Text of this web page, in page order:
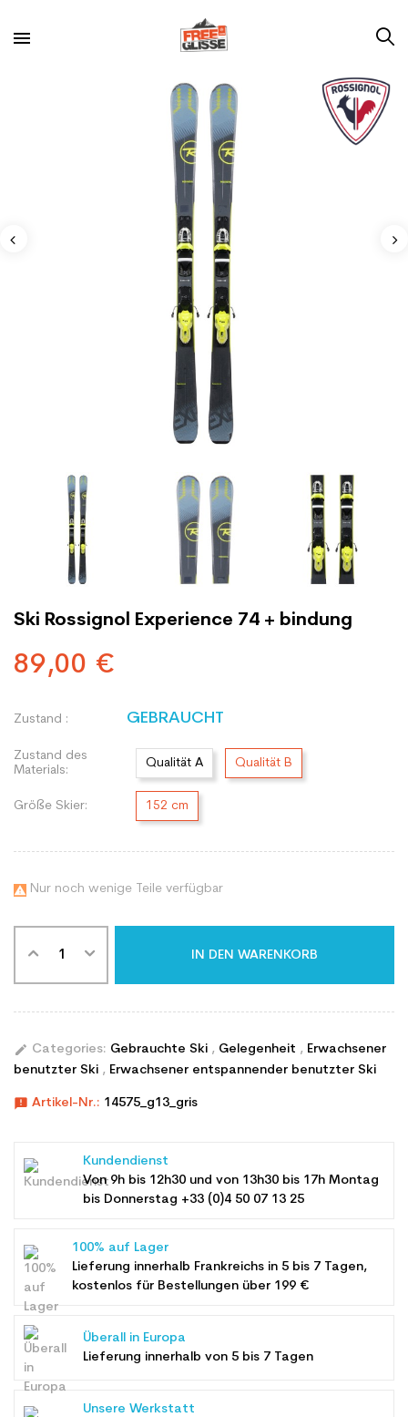
Ski Rossignol Experience 74 + bindung
89,00 €
Zustand : GEBRAUCHT
Zustand des
Materials:
Qualität A Qualität B
Größe Skier: 152 cm
 Nur noch wenige Teile verfügbar
IN DEN WARENKORB
edit Categories: Gebrauchte Ski , Gelegenheit , Erwachsener
benutzter Ski , Erwachsener entspannender benutzter Ski
announcement Artikel-Nr.: 14575_g13_gris
Kundendienst
Von 9h bis 12h30 und von 13h30 bis 17h Montag
bis Donnerstag +33 (0)4 50 07 13 25
100% auf Lager
Lieferung innerhalb Frankreichs in 5 bis 7 Tagen,
kostenlos für Bestellungen über 199 €
Überall in Europa
Lieferung innerhalb von 5 bis 7 Tagen
Unsere Werkstatt